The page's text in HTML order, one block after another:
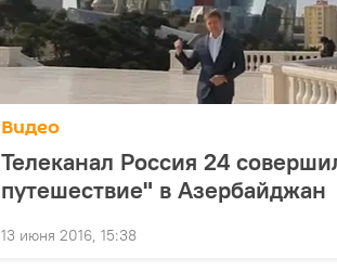
Видео
Телеканал Россия 24
путешествие" в Азербайджан
13 июня 2016, 15:38